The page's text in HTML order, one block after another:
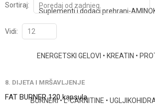
Sortiraj:
Vidi:
8. DIJETA I MRŠAVLJENJE
FAT BURNER 120 kapsula